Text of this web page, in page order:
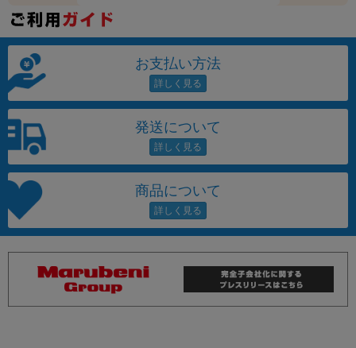
お支払い方法
発送について
商品について